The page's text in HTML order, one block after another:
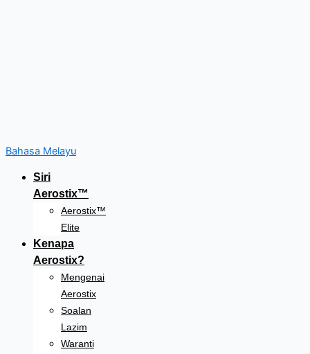
Bahasa Melayu
Siri
Aerostix™
Aerostix™
Elite
Kenapa
Aerostix?
Mengenai
Aerostix
Soalan
Lazim
Waranti